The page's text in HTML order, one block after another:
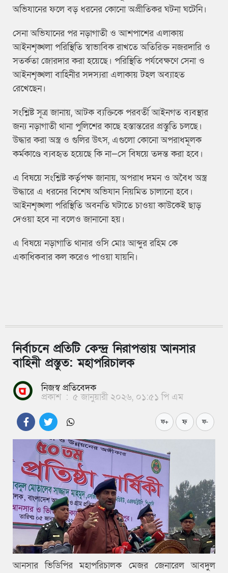
অভিযানের ফলে বড় ধরনের কোনো অপ্রীতিকর ঘটনা ঘটেনি।
সেনা অভিযানের পর নড়াগাতী ও আশপাশের এলাকায়
আইনশৃঙ্খলা পরিস্থিতি স্বাভাবিক রাখতে অতিরিক্ত নজরদারি ও
সতর্কতা জোরদার করা হয়েছে। পরিস্থিতি পর্যবেক্ষণে সেনা ও
আইনশৃঙ্খলা বাহিনীর সদস্যরা এলাকায় টহল অব্যাহত
রেখেছেন।
সংশ্লিষ্ট সূত্র জানায়, আটক ব্যক্তিকে পরবর্তী আইনগত ব্যবস্থার
জন্য নড়াগাতী থানা পুলিশের কাছে হস্তান্তরের প্রস্তুতি চলছে।
উদ্ধার করা অস্ত্র ও গুলির উৎস, এগুলো কোনো অপরাধমূলক
কর্মকাণ্ডে ব্যবহৃত হয়েছে কি না—সে বিষয়ে তদন্ত করা হবে।
এ বিষয়ে সংশ্লিষ্ট কর্তৃপক্ষ জানায়, অপরাধ দমন ও অবৈধ অস্ত্র
উদ্ধারে এ ধরনের বিশেষ অভিযান নিয়মিত চালানো হবে।
আইনশৃঙ্খলা পরিস্থিতি অবনতি ঘটাতে চাওয়া কাউকেই ছাড়
দেওয়া হবে না বলেও জানানো হয়।
এ বিষয়েনড়াগাতি থানার ওসি মোঃ আব্দুর রহিম কে
একাধিকবার কল করেও পাওয়া যায়নি।
নির্বাচনে প্রতিটি কেন্দ্র নিরাপত্তায় আনসার
বাহিনী প্রস্তুত: মহাপরিচালক
নিজস্ব প্রতিবেদক
প্রকাশ : ৫ জানুয়ারী ২০২৬, ০১:৫১ পি এম
ফ+ ফ ফ-
আনসার ভিডিপির মহাপরিচালক মেজর জেনারেল আবদুল